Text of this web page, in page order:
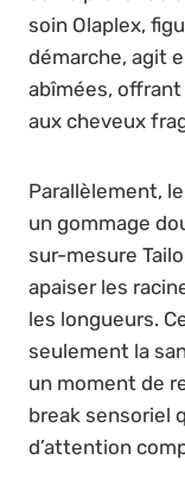
soin Olaplex,
démarche, agit
abîmées,
aux cheveux
Parallèlement,
un gommage
sur-mesure
apaiser les
les longueurs.
seulement la
un moment de
break sensoriel
d’attention